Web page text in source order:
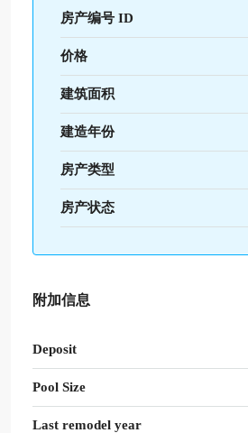
房产编号 ID
价格
建筑面积
建造年份
房产类型
房产状态
附加信息
Deposit
Pool Size
Last remodel year